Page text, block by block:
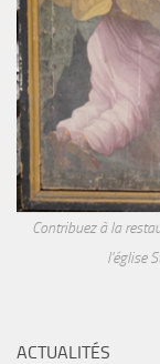
Contribuez à la
l'église
ACTUALITÉS